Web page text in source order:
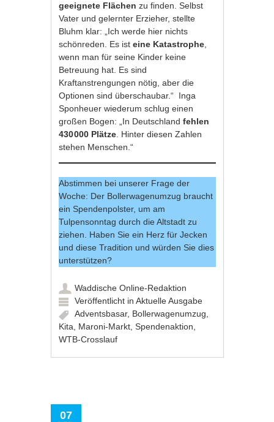
geeignete Flächen zu finden. Selbst
Vater und gelernter Erzieher, stellte
Bluhm klar: „Ich werde hier nichts
schönreden. Es isteine Katastrophe
wenn man für seine Kinder keine
Betreuung hat. Es sind
Kraftanstrengungen nötig, aber die
Optionen sind überschaubar.“ Inga
Sponheuer wiederum schlug einen
großen Bogen: „In Deutschland fehlen
430 000 Plätze . Hinter diesen Zahlen
stehen Menschen.“
Abstimmen bei unserer Frage der
Woche: Der Bollerwagenumzug braucht
ein Spendenpolster, um am
Tulpensonntag durch die Altstadt zu
ziehen. Haben Sie ein Herz für Jecken
und diese Tradition und würden Sie dies
unterstützen?
Waddische Online-Redaktion
Veröffentlicht inAktuelle Ausgabe
Adventsbasar, Bollerwagenumzug
Kita
Maroni-Markt ,Spendenaktion
WTB-Crosslauf
07